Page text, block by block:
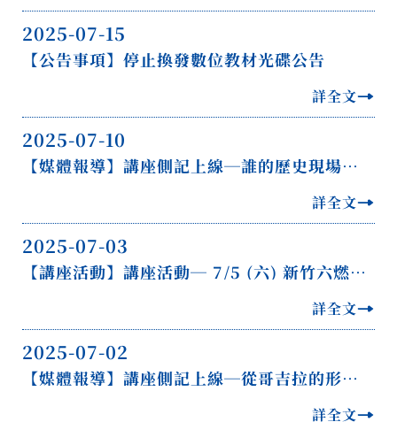
2025-07-15
【公告事項】停止換發數位教材光碟公告
詳全文
2025-07-10
【媒體報導】講座側記上線─誰的歷史現場？又該如何再造？新竹六燃大煙囪的故事
詳全文
2025-07-03
【講座活動】講座活動─ 7/5 (六) 新竹六燃大煙囪，以及煙囪下的文史與生態
詳全文
2025-07-02
【媒體報導】講座側記上線─從哥吉拉的形象轉變探討當代議題
詳全文